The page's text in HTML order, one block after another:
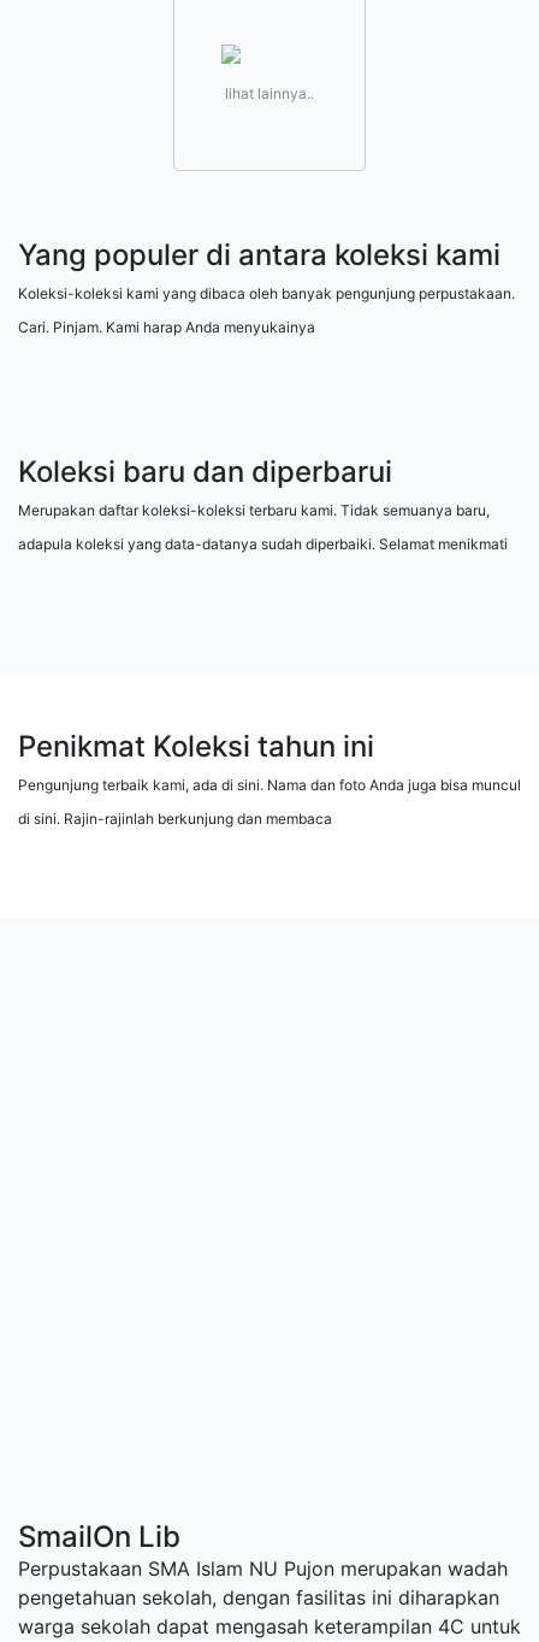
lihat lainnya..
Yang populer di antara koleksi kami
Koleksi-koleksi kami yang dibaca oleh banyak pengunjung perpustakaan.
Cari. Pinjam. Kami harap Anda menyukainya
Koleksi baru dan diperbarui
Merupakan daftar koleksi-koleksi terbaru kami. Tidak semuanya baru,
adapula koleksi yang data-datanya sudah diperbaiki. Selamat menikmati
Penikmat Koleksi tahun ini
Pengunjung terbaik kami, ada di sini. Nama dan foto Anda juga bisa muncul
di sini. Rajin-rajinlah berkunjung dan membaca
SmailOn Lib
Perpustakaan SMA Islam NU Pujon merupakan wadah
pengetahuan sekolah, dengan fasilitas ini diharapkan
warga sekolah dapat mengasah keterampilan 4C untuk